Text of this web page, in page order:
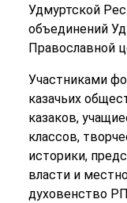
Удмуртской
объединений
Православной
Участниками
казачьих
казаков,
классов,
историки,
власти и
духовенство